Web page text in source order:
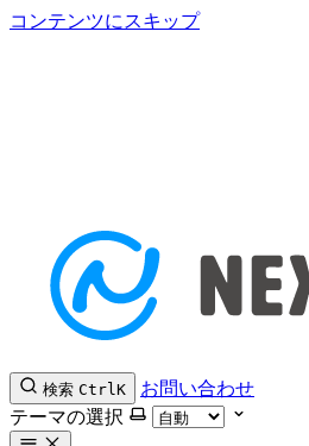
コンテンツにスキップ
検索 CtrlK
お問い合わせ
テーマの選択